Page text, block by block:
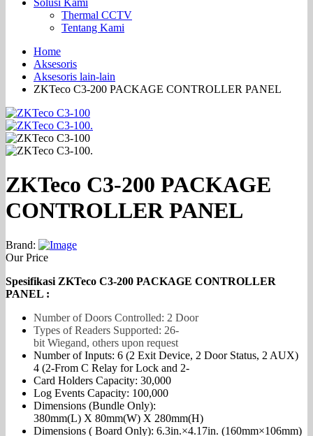
Thermal CCTV
Tentang Kami
Home
Aksesoris
Aksesoris lain-lain
ZKTeco C3-200 PACKAGE CONTROLLER PANEL
ZKTeco C3-200 PACKAGE
CONTROLLER PANEL
Brand:
Our Price
Spesifikasi ZKTeco C3-200 PACKAGE CONTROLLER
PANEL :
Number of Doors Controlled: 2 Door
Types of Readers Supported: 26-
bit Wiegand, others upon request
Number of Inputs: 6 (2 Exit Device, 2 Door Status, 2 AUX)
4 (2-From C Relay for Lock and 2-
Card Holders Capacity: 30,000
Log Events Capacity: 100,000
Dimensions (Bundle Only):
380mm(L) X 80mm(W) X 280mm(H)
Dimensions ( Board Only): 6.3in.×4.17in. (160mm×106mm)